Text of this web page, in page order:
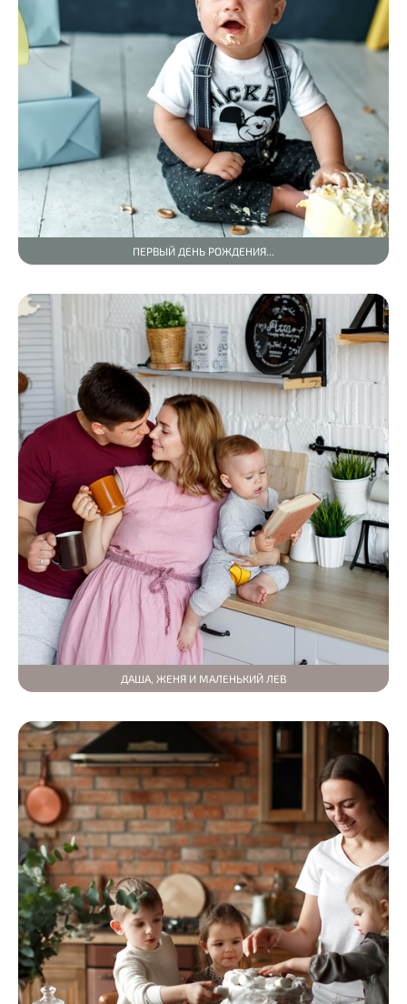
ПЕРВЫЙ ДЕНЬ РОЖДЕНИЯ...
ДАША, ЖЕНЯ И МАЛЕНЬКИЙ ЛЕВ